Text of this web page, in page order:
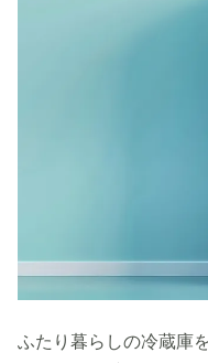
ふたり暮らしの冷蔵庫